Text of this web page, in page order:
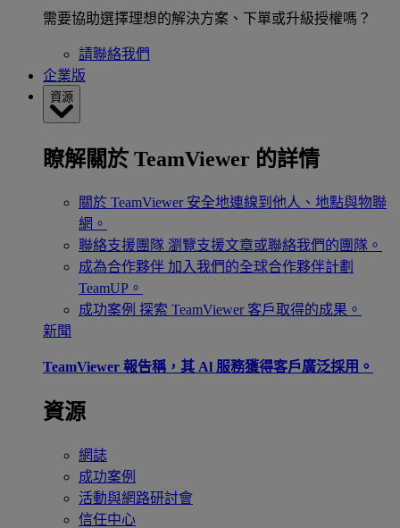
需要協助選擇理想的解決方案、下單或升級授權嗎？
請聯絡我們
企業版
資源
瞭解關於 TeamViewer 的詳情
關於 TeamViewer 安全地連線到他人、地點與物聯
網。
聯絡支援團隊 瀏覽支援文章或聯絡我們的團隊。
成為合作夥伴 加入我們的全球合作夥伴計劃
TeamUP。
成功案例 探索 TeamViewer 客戶取得的成果。
新聞
TeamViewer 報告稱，其 Al 服務獲得客戶廣泛採用。
資源
網誌
成功案例
活動與網路研討會
信任中心